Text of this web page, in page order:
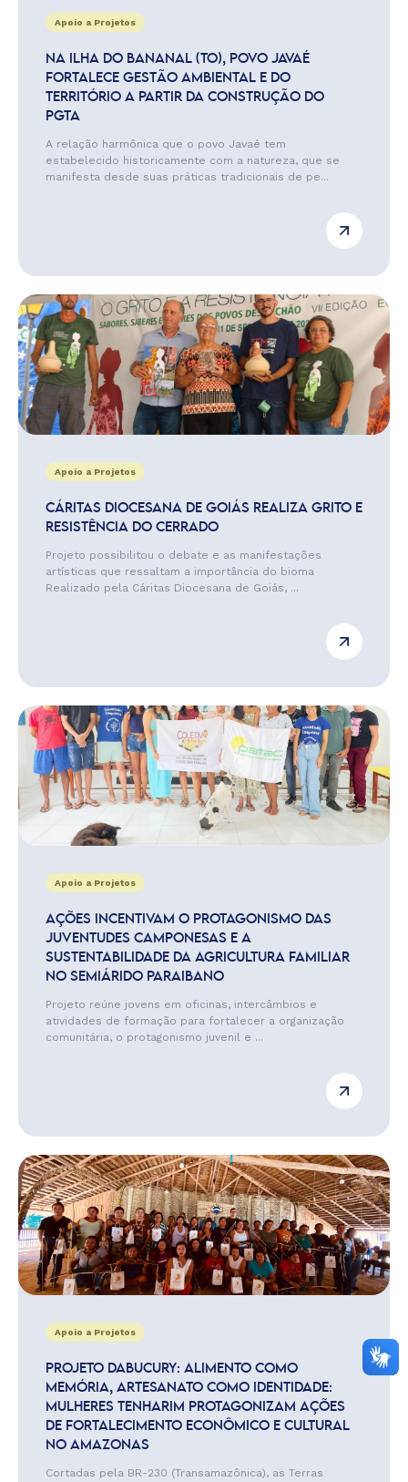
Apoio a Projetos
NA ILHA DO BANANAL (TO), POVO JAVAÉ
FORTALECE GESTÃO AMBIENTAL E DO
TERRITÓRIO A PARTIR DA CONSTRUÇÃO DO
PGTA
A relação harmônica que o povo Javaé tem
estabelecido historicamente com a natureza, que se
manifesta desde suas práticas tradicionais de pe...
Apoio a Projetos
CÁRITAS DIOCESANA DE GOIÁS REALIZA GRITO E
RESISTÊNCIA DO CERRADO
Projeto possibilitou o debate e as manifestações
artísticas que ressaltam a importância do bioma
Realizado pela Cáritas Diocesana de Goiás, ...
Apoio a Projetos
AÇÕES INCENTIVAM O PROTAGONISMO DAS
JUVENTUDES CAMPONESAS E A
SUSTENTABILIDADE DA AGRICULTURA FAMILIAR
NO SEMIÁRIDO PARAIBANO
Projeto reúne jovens em oficinas, intercâmbios e
atividades de formação para fortalecer a organização
comunitária, o protagonismo juvenil e ...
Apoio a Projetos
PROJETO DABUCURY: ALIMENTO COMO
MEMÓRIA, ARTESANATO COMO IDENTIDADE:
MULHERES TENHARIM PROTAGONIZAM AÇÕES
DE FORTALECIMENTO ECONÔMICO E CULTURAL
NO AMAZONAS
Cortadas pela BR-230 (Transamazônica), as Terras